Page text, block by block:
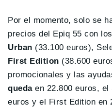
Por el momento, solo se
precios del Epiq 55 con
Urban (33.100 euros),
First Edition (38.600
promocionales y las
quedaen 22.800 euros, el
euros y el First Edition en